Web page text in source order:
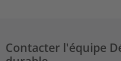
Contacter l'équipe